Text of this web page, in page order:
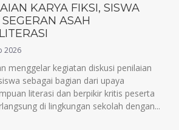
KARYA FIKSI, SISWA
ASAH
2026
menggelar kegiatan diskusi penilaian
sebagai bagian dari upaya
literasi dan berpikir kritis peserta
di lingkungan sekolah dengan...